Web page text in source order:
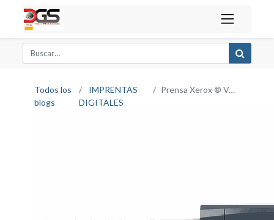
Todos los
blogs
IMPRENTAS
DIGITALES
Prensa Xerox ® Versant ® 3100